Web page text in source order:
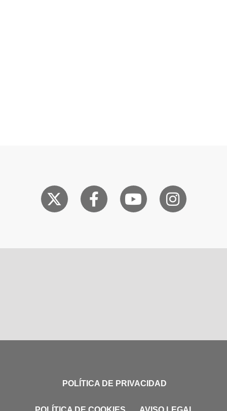
POLÍTICA DE PRIVACIDAD